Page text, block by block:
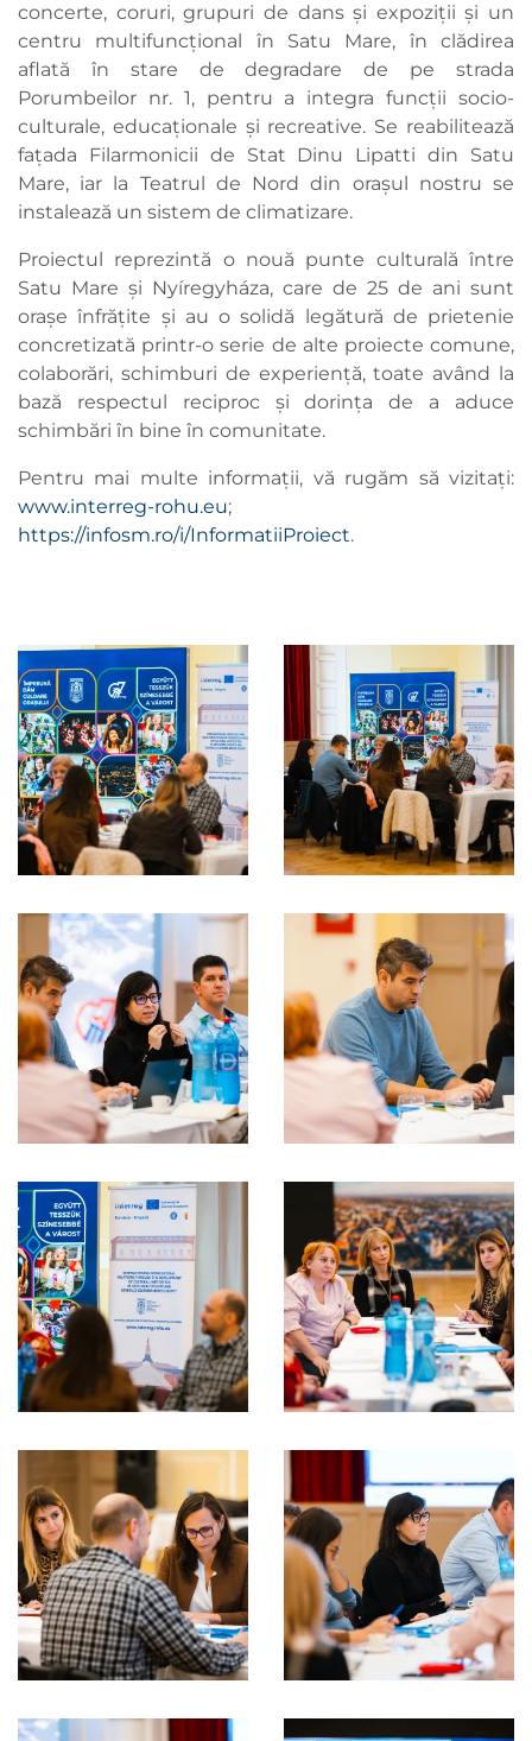
concerte, coruri, grupuri de dans și expoziții și un
centru multifuncțional în Satu Mare, în clădirea
aflată în stare de degradare de pe strada
Porumbeilor nr. 1, pentru a integra funcții socio-
culturale, educaționale și recreative. Se reabilitează
fațada Filarmonicii de Stat Dinu Lipatti din Satu
Mare, iar la Teatrul de Nord din orașul nostru se
instalează un sistem de climatizare.
Proiectul reprezintă o nouă punte culturală între
Satu Mare și Nyíregyháza, care de 25 de ani sunt
orașe înfrățite și au o solidă legătură de prietenie
concretizată printr-o serie de alte proiecte comune,
colaborări, schimburi de experiență, toate având la
bază respectul reciproc și dorința de a aduce
schimbări în bine în comunitate.
Pentru mai multe informații, vă rugăm să vizitați:
www.interreg-rohu.eu;
https://infosm.ro/i/InformatiiProiect.